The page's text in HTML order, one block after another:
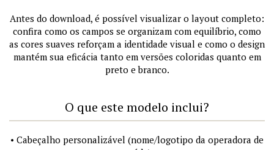
Antes do download, é possível visualizar o layout completo:
confira como os campos se organizam com equilíbrio, como
as cores suaves reforçam a identidade visual e como o design
mantém sua eficácia tanto em versões coloridas quanto em
preto e branco.
O que este modelo inclui?
• Cabeçalho personalizável (nome/logotipo da operadora de